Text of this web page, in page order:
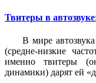
Твитеры в
В мире
(средне-низкие
именно твитеры
динамики) дарят ей